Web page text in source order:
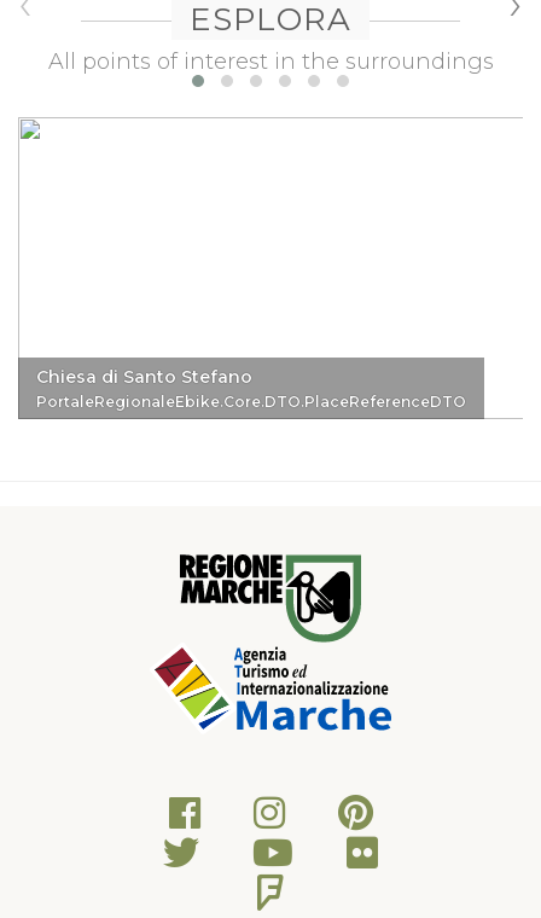
ESPLORA
All points of interest in the surroundings
Chiesa di Santo Stefano
PortaleRegionaleEbike.Core.DTO.PlaceReferenceDTO